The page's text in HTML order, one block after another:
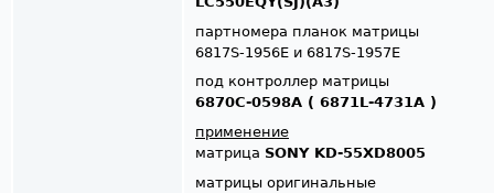
партномера планок матрицы
6817S-1956E и 6817S-1957E
под контроллер матрицы
6870C-0598A ( 6871L-4731A )
применение
матрица SONY KD-55XD8005
матрицы оригинальные